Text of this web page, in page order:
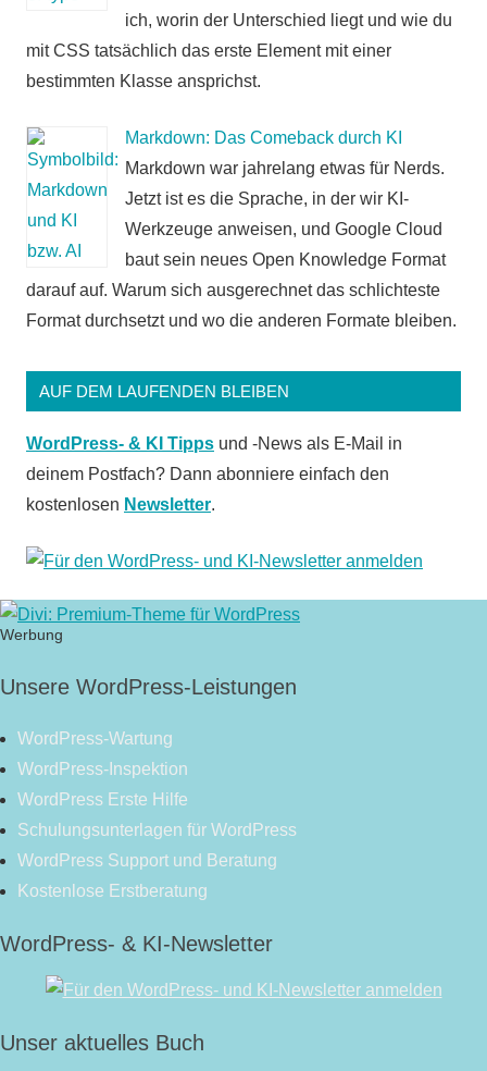
ich, worin der Unterschied liegt und wie du
mit CSS tatsächlich das erste Element mit einer
bestimmten Klasse ansprichst.
Markdown: Das Comeback durch KI
Markdown war jahrelang etwas für Nerds.
Jetzt ist es die Sprache, in der wir KI-
Werkzeuge anweisen, und Google Cloud
baut sein neues Open Knowledge Format
darauf auf. Warum sich ausgerechnet das schlichteste
Format durchsetzt und wo die anderen Formate bleiben.
AUF DEM LAUFENDEN BLEIBEN
WordPress- & KI Tipps und -News als E-Mail in
deinem Postfach? Dann abonniere einfach den
kostenlosen Newsletter.
Werbung
Unsere WordPress-Leistungen
WordPress-Wartung
WordPress-Inspektion
WordPress Erste Hilfe
Schulungsunterlagen für WordPress
WordPress Support und Beratung
Kostenlose Erstberatung
WordPress- & KI-Newsletter
Unser aktuelles Buch